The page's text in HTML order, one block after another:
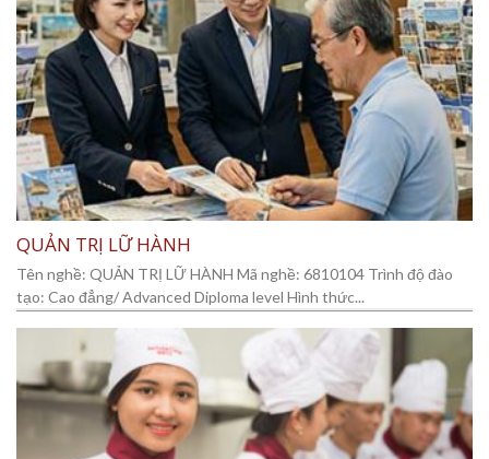
QUẢN TRỊ LỮ HÀNH
Tên nghề: QUẢN TRỊ LỮ HÀNH Mã nghề: 6810104 Trình độ đào
tạo: Cao đẳng/ Advanced Diploma level Hình thức...